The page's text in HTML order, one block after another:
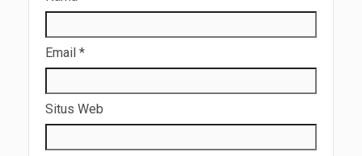
Email *
Situs Web